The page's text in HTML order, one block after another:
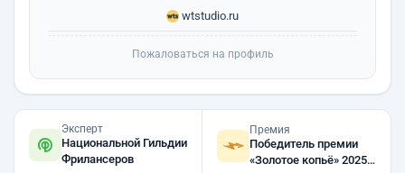
wtstudio.ru
Пожаловаться на профиль
Эксперт
Национальной Гильдии
Фрилансеров
Премия
Победитель премии
«Золотое копьё» 2025,